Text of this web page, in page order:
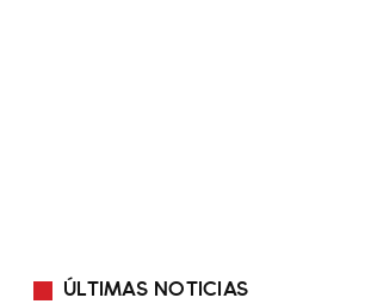
ÚLTIMAS NOTICIAS